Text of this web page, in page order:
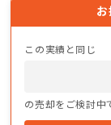
お
この実績と同じ
の売却をご検討中